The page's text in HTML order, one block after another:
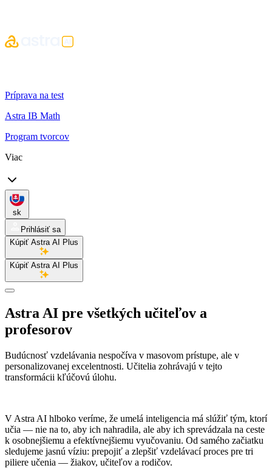
Príprava na test
Astra IB Math
Program tvorcov
Viac
sk
Prihlásiť sa
Kúpiť Astra AI Plus
Kúpiť Astra AI Plus
Astra AI pre všetkých učiteľov a
profesorov
Budúcnosť vzdelávania nespočíva v masovom prístupe, ale v
personalizovanej excelentnosti. Učitelia zohrávajú v tejto
transformácii kľúčovú úlohu.
V Astra AI hlboko veríme, že umelá inteligencia má slúžiť tým, ktorí
učia — nie na to, aby ich nahradila, ale aby ich sprevádzala na ceste
k osobnejšiemu a efektívnejšiemu vyučovaniu. Od samého začiatku
sledujeme jasnú víziu: prepojiť a zlepšiť vzdelávací proces pre tri
piliere učenia — žiakov, učiteľov a rodičov.